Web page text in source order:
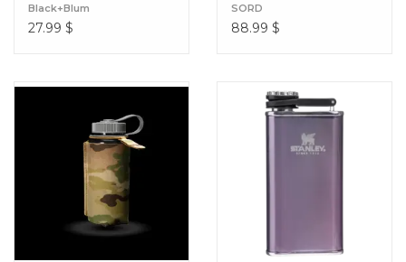
Black+Blum
27.99 $
SORD
88.99 $